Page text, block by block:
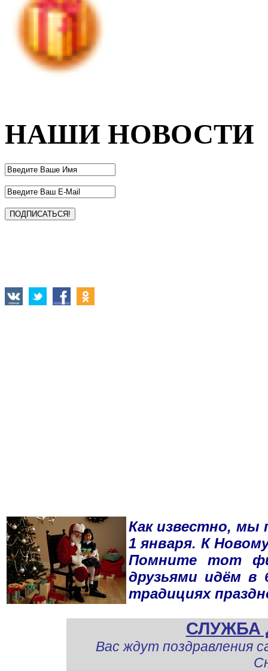
НАШИ НОВОСТИ
Как известно, мы
1 января. К
Помните тот
друзьями идём
традициях
СЛУЖБА
Вас ждут поздравления